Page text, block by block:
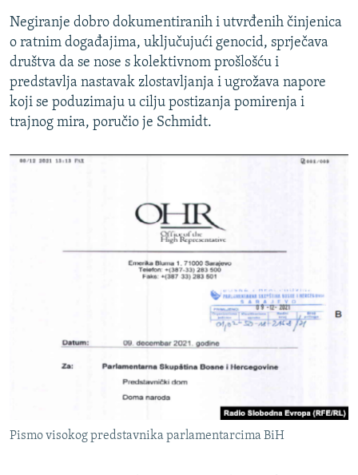
Negiranje dobro dokumentiranih i utvrđenih činjenica
o ratnim događajima, uključujući genocid, sprječava
društva da se nose s kolektivnom prošlošću i
predstavlja nastavak zlostavljanja i ugrožava napore
koji se poduzimaju u cilju postizanja pomirenja i
trajnog mira, poručio je Schmidt.
Pismo visokog predstavnika parlamentarcima BiH